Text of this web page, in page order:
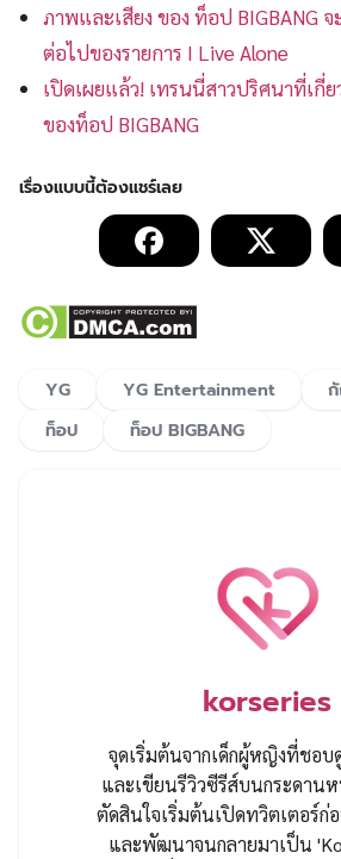
ภาพและเสียง ของ ท็อป BIGBANG
ต่อไปของรายการ I Live Alone
เปิดเผยแล้ว! เทรนนี่สาวปริศนาที่เกี่
ของท็อป BIGBANG
YG YG Entertainment
ท็อป
ท็อป BIGBANG
korseries
จุดเริ่มต้นจากเด็กผู้หญิงที่ชอบ
และเขียนรีวิวซีรีส์บนกระดาน
ตัดสินใจเริ่มต้นเปิดทวิตเตอร์ก่
และพัฒนาจนกลายมาเป็น